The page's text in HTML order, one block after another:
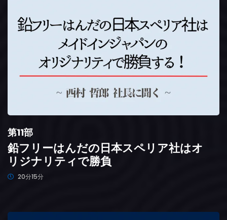
第11部
鉛フリーはんだの日本スペリア社はオ
リジナリティで勝負
20分15分